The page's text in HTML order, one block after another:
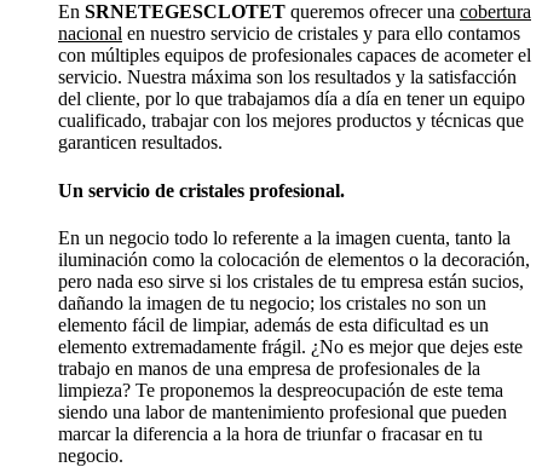
En SRNETEGESCLOTET queremos ofrecer una cobertura
nacional en nuestro servicio de cristales y para ello contamos
con múltiples equipos de profesionales capaces de acometer el
servicio. Nuestra máxima son los resultados y la satisfacción
del cliente, por lo que trabajamos día a día en tener un equipo
cualificado, trabajar con los mejores productos y técnicas que
garanticen resultados.
Un servicio de cristales profesional.
En un negocio todo lo referente a la imagen cuenta, tanto la
iluminación como la colocación de elementos o la decoración,
pero nada eso sirve si los cristales de tu empresa están sucios,
dañando la imagen de tu negocio; los cristales no son un
elemento fácil de limpiar, además de esta dificultad es un
elemento extremadamente frágil. ¿No es mejor que dejes este
trabajo en manos de una empresa de profesionales de la
limpieza? Te proponemos la despreocupación de este tema
siendo una labor de mantenimiento profesional que pueden
marcar la diferencia a la hora de triunfar o fracasar en tu
negocio.